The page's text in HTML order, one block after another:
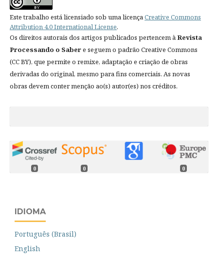
Este trabalho está licensiado sob uma licençaCreative Commons
Attribution 4.0 International License.
Os direitos autorais dos artigos publicados pertencem àRevista
Processando o Sabere seguem o padrão Creative Commons
(CC BY), que permite o remixe, adaptação e criação de obras
derivadas do original, mesmo para fins comerciais. As novas
obras devem conter menção ao(s) autor(es) nos créditos.
0 0 0
IDIOMA
Português (Brasil)
English